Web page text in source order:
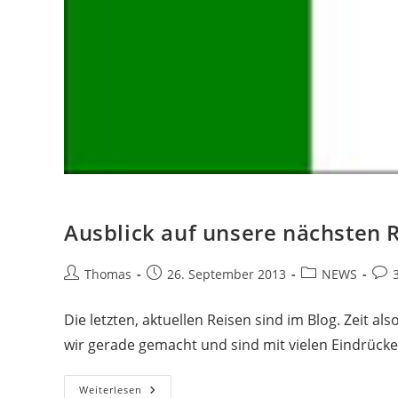
Ausblick auf unsere nächsten
Beitrags-
Thomas
Beitrag26. September 2013
Beitrags-
NEWS
Die letzten, aktuellen Reisen sind im Blog. Zeit
wir gerade gemacht und sind mit vielen
Weiterlesen Ausblick